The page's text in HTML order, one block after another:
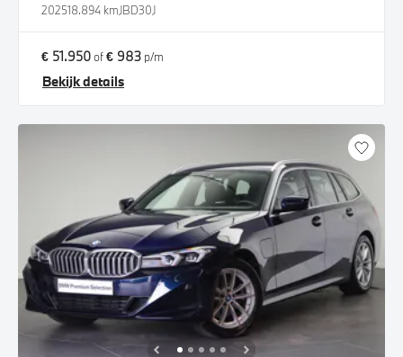
202518.894 kmJBD30J
€ 51.950of€ 983 p/m
Bekijk details